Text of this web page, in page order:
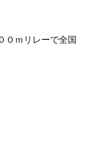
ｍリレーで全国